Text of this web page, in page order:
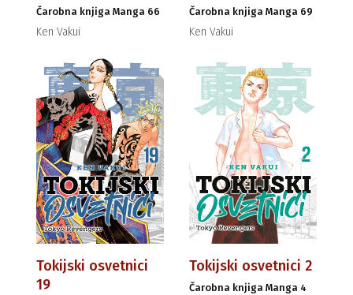
Čarobna knjiga Manga 66
Ken Vakui
Čarobna knjiga Manga 69
Ken Vakui
Tokijski osvetnici
19
Tokijski osvetnici 2
Čarobna knjiga Manga 4